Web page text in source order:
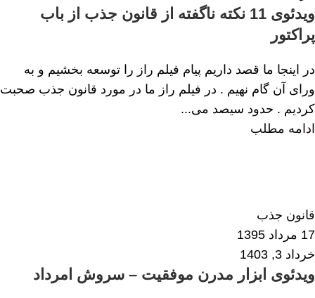
ویدئوی 11 نکته ناگفته از قانون جذب از باب
پراکتور
در اینجا ما قصد داریم پیام فیلم راز را توسعه بخشیم و به
ورای آن گام نهیم . در فیلم راز ما در مورد قانون جذب صحبت
کردیم . حدود سیصد می...
ادامه مطلب
قانون جذب
17 مرداد 1395
خرداد 3, 1403
ویدئوی ابزار مدرن موفقیت – سروش امرداد